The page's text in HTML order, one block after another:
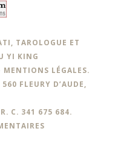
TAROLOGUE ET
YI KING
MENTIONS LÉGALES.
FLEURY D’AUDE,
C. 341 675 684.